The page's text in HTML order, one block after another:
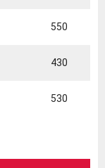
550
430
530